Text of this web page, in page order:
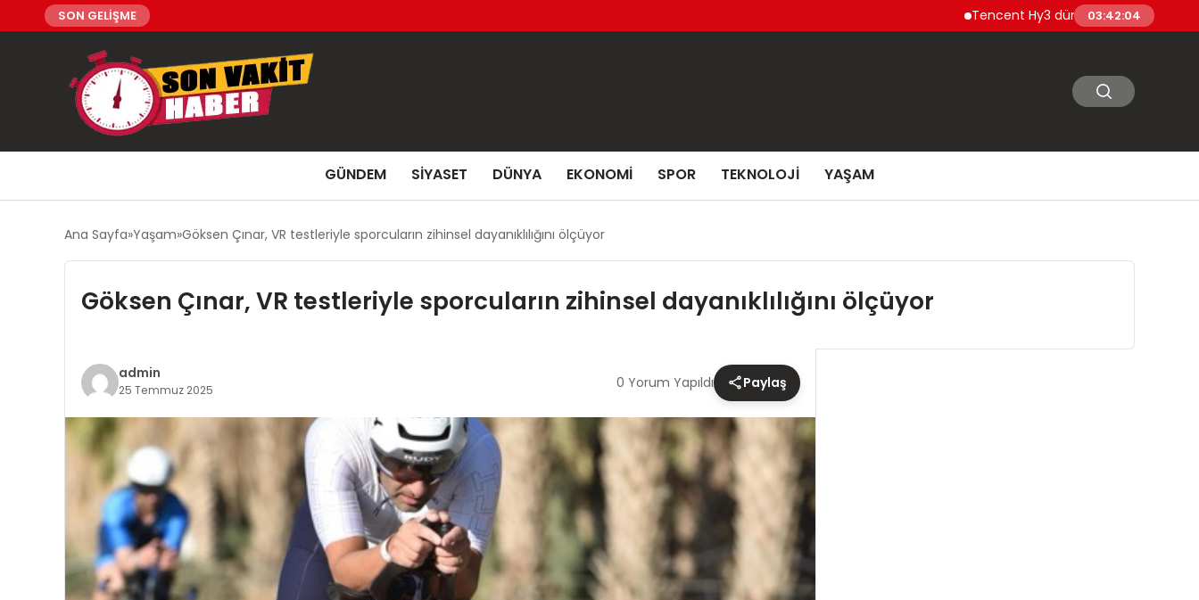
SON GELİŞME Tencent Hy3 dünya genelinde kullanıma
03:42:06
GÜNDEM SIYASET DÜNYA EKONOMI SPOR TEKNOLOJI YAŞAM
Ana Sayfa Yaşam Göksen Çınar, VR testleriyle sporcuların zihinsel dayanıklılığını ölçüyor
Göksen Çınar, VR testleriyle sporcuların zihinsel dayanıklılığını ölçüyor
admin
25 Temmuz 2025 0 Yorum Yapıldı Paylaş